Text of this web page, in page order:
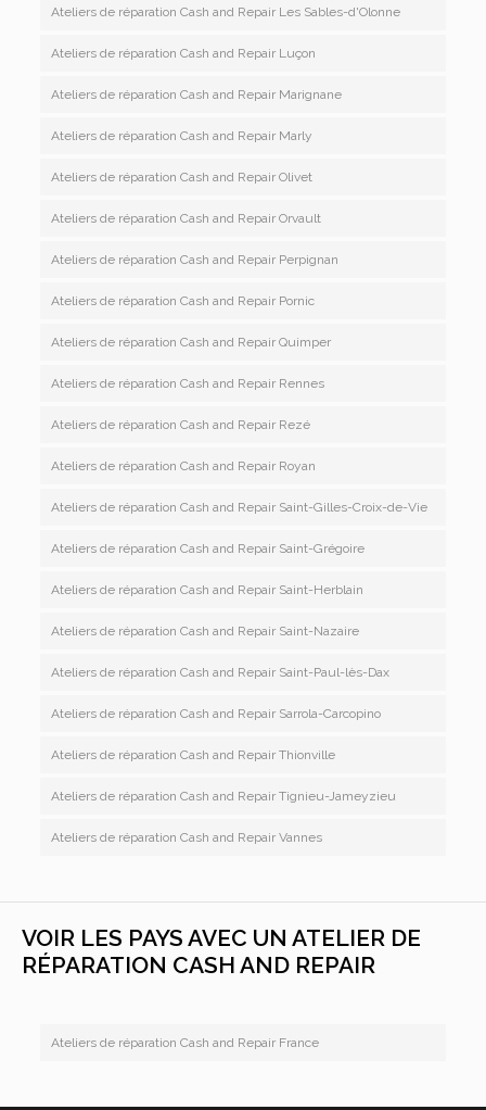
Ateliers de réparation Cash and Repair Les Sables-d'Olonne
Ateliers de réparation Cash and Repair Luçon
Ateliers de réparation Cash and Repair Marignane
Ateliers de réparation Cash and Repair Marly
Ateliers de réparation Cash and Repair Olivet
Ateliers de réparation Cash and Repair Orvault
Ateliers de réparation Cash and Repair Perpignan
Ateliers de réparation Cash and Repair Pornic
Ateliers de réparation Cash and Repair Quimper
Ateliers de réparation Cash and Repair Rennes
Ateliers de réparation Cash and Repair Rezé
Ateliers de réparation Cash and Repair Royan
Ateliers de réparation Cash and Repair Saint-Gilles-Croix-de-Vie
Ateliers de réparation Cash and Repair Saint-Grégoire
Ateliers de réparation Cash and Repair Saint-Herblain
Ateliers de réparation Cash and Repair Saint-Nazaire
Ateliers de réparation Cash and Repair Saint-Paul-lès-Dax
Ateliers de réparation Cash and Repair Sarrola-Carcopino
Ateliers de réparation Cash and Repair Thionville
Ateliers de réparation Cash and Repair Tignieu-Jameyzieu
Ateliers de réparation Cash and Repair Vannes
VOIR LES PAYS AVEC UN ATELIER DE
RÉPARATION CASH AND REPAIR
Ateliers de réparation Cash and Repair France